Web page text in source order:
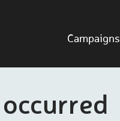
Campaigns